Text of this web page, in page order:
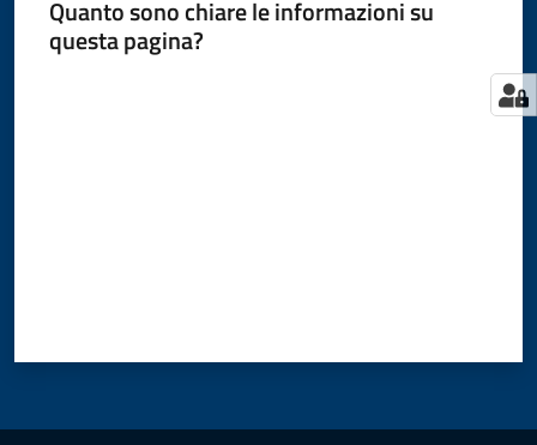
Quanto sono chiare le informazioni su
questa pagina?